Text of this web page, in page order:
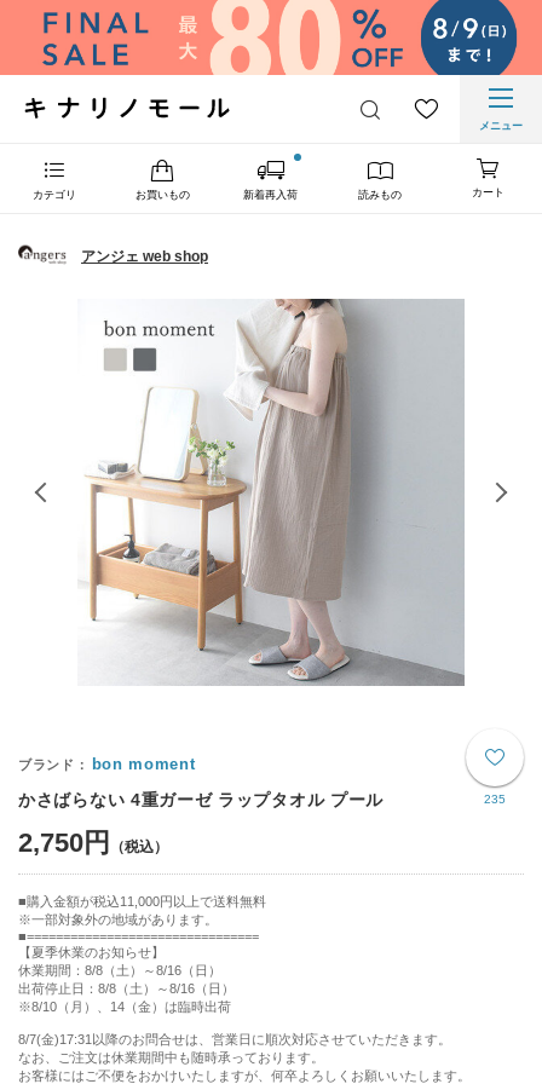
メニュー
カテゴリ お買いもの 新着再入荷 読みもの カート
アンジェ web shop
235
bon moment
かさばらない 4重ガーゼ ラップタオル プール
2,750円
購入金額が税込11,000円以上で送料無料
※一部対象外の地域があります。
================================
【夏季休業のお知らせ】
休業期間：8/8（土）～8/16（日）
出荷停止日：8/8（土）～8/16（日）
※8/10（月）、14（金）は臨時出荷
8/7(金)17:31以降のお問合せは、営業日に順次対応させていただきます。
なお、ご注文は休業期間中も随時承っております。
お客様にはご不便をおかけいたしますが、何卒よろしくお願いいたします。